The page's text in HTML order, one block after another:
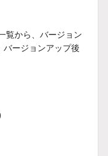
覧から、バージョン
バージョンアップ後